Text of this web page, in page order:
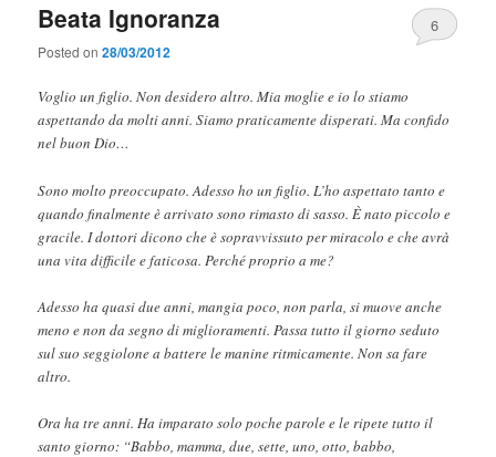
Beata Ignoranza
Posted on28/03/2012
6
Voglio un figlio. Non desidero altro. Mia moglie e io lo stiamo
aspettando da molti anni. Siamo praticamente disperati. Ma confido
nel buon Dio…
Sono molto preoccupato. Adesso ho un figlio. L’ho aspettato tanto e
quando finalmente è arrivato sono rimasto di sasso. È nato piccolo e
gracile. I dottori dicono che è sopravvissuto per miracolo e che avrà
una vita difficile e faticosa. Perché proprio a me?
Adesso ha quasi due anni, mangia poco, non parla, si muove anche
meno e non da segno di miglioramenti. Passa tutto il giorno seduto
sul suo seggiolone a battere le manine ritmicamente. Non sa fare
altro.
Ora ha tre anni. Ha imparato solo poche parole e le ripete tutto il
santo giorno: “Babbo, mamma, due, sette, uno, otto, babbo,